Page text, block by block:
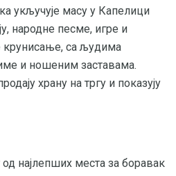
укључује масу у Капелици
народне песме, игре и
крунисање, са људима
и ношеним заставама.
храну на тргу и показују
најлепших места за боравак